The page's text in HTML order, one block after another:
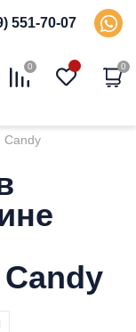
551-70-07
0 0
Candy